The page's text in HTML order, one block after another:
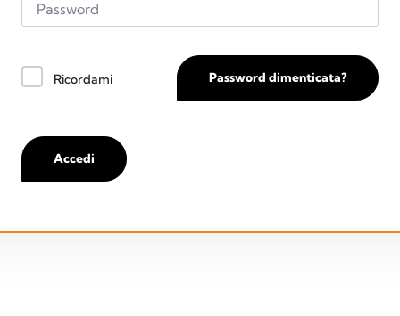
Ricordami Password dimenticata?
Accedi